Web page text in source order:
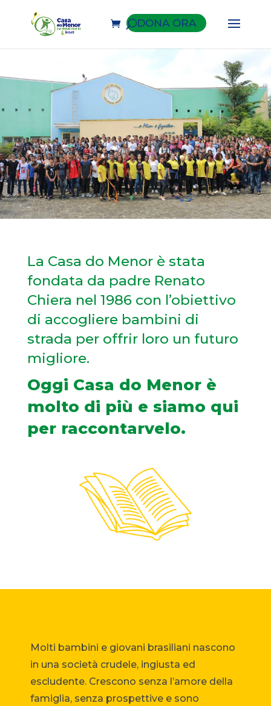
DONA ORA
La Casa do Menor è stata
fondata da padre Renato
Chiera nel 1986 con l’obiettivo
di accogliere bambini di
strada per offrir loro un futuro
migliore.
Oggi Casa do Menor è
molto di più e siamo qui
per raccontarvelo.
Molti bambini e giovani brasiliani nascono
in una società crudele, ingiusta ed
escludente. Crescono senza l’amore della
famiglia, senza prospettive e sono